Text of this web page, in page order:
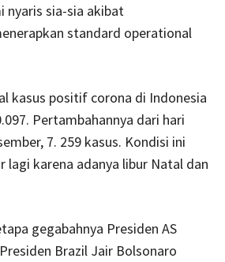
nyaris sia-sia akibat
standard operational
kasus positif corona di Indonesia
Pertambahannya dari hari
7. 259 kasus. Kondisi ini
lagi karena adanya libur Natal dan
gegabahnya Presiden AS
Brazil Jair Bolsonaro